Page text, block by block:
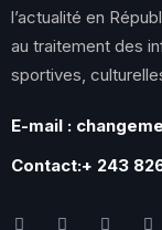
l’actualité en
au traitement des
sportives,
E-mail :
Contact:+ 243